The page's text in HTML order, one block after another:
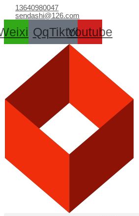
容
13640980047
sendashi@126.com
QqTiktokYoutube